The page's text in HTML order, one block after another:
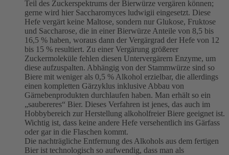
Teil des Zuckerspektrums der Bierwürze vergären können;
gerne wird hier Saccharomyces ludwigii eingesetzt. Diese
Hefe vergärt keine Maltose, sondern nur Glukose, Fruktose
und Saccharose, die in einer Bierwürze Anteile von 8,5 bis
16,5 % haben, woraus dann der Vergärgrad der Hefe von 12
bis 15 % resultiert. Zu einer Vergärung größerer
Zuckermoleküle fehlen diesen Untervergärern Enzyme, um
diese aufzuspalten. Abhängig von der Stammwürze sind so
Biere mit weniger als 0,5 % Alkohol erzielbar, die allerdings
einen kompletten Gärzyklus inklusive Abbau von
Gärnebenprodukten durchlaufen haben. Man erhält so ein
„saubereres“ Bier. Dieses Verfahren ist jenes, das auch im
Hobbybereich zur Herstellung alkoholfreier Biere geeignet ist.
Wichtig ist, dass keine andere Hefe versehentlich ins Gärfass
oder gar in die Flaschen kommt.
Die nachträgliche Entfernung des Alkohols aus dem fertigen
Bier ist technologisch so aufwendig, dass man als